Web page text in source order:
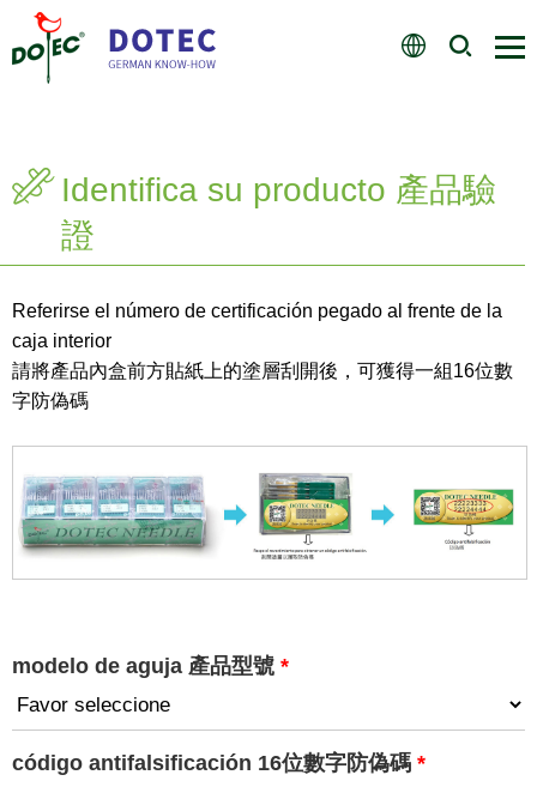
Identifica su producto 產品驗
證
Referirse el número de certificación pegado al frente de la
caja interior
請將產品內盒前方貼紙上的塗層刮開後，可獲得一組16位數
字防偽碼
modelo de aguja 產品型號 *
código antifalsificación 16位數字防偽碼 *